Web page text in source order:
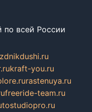
по всей России
kraft-you.ru
rastenuya.ru
freeride-team.ru